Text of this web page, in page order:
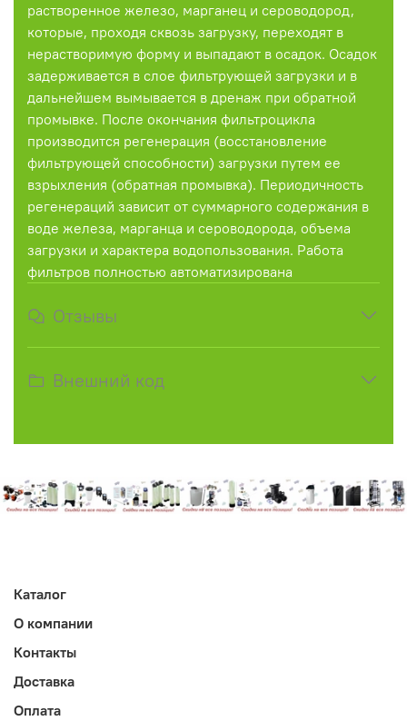
растворенное железо, марганец и сероводород,
которые, проходя сквозь загрузку, переходят в
нерастворимую форму и выпадают в осадок. Осадок
задерживается в слое фильтрующей загрузки и в
дальнейшем вымывается в дренаж при обратной
промывке. После окончания фильтроцикла
производится регенерация (восстановление
фильтрующей способности) загрузки путем ее
взрыхления (обратная промывка). Периодичность
регенераций зависит от суммарного содержания в
воде железа, марганца и сероводорода, объема
загрузки и характера водопользования. Работа
фильтров полностью автоматизирована
Отзывы
Внешний код
Каталог
О компании
Контакты
Доставка
Оплата